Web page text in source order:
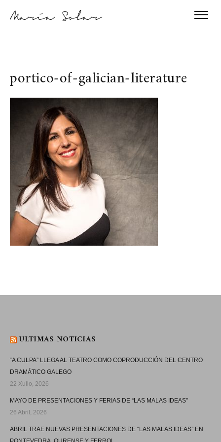
portico-of-galician-literature
ULTIMAS NOTICIAS
“A CULPA” LLEGA AL TEATRO COMO COPRODUCCIÓN DEL CENTRO
DRAMÁTICO GALEGO
22 Xullo, 2026
MAYO DE PRESENTACIONES Y FERIAS DE “LAS MALAS IDEAS”
26 Abril, 2026
ABRIL TRAE NUEVAS PRESENTACIONES DE “LAS MALAS IDEAS” EN